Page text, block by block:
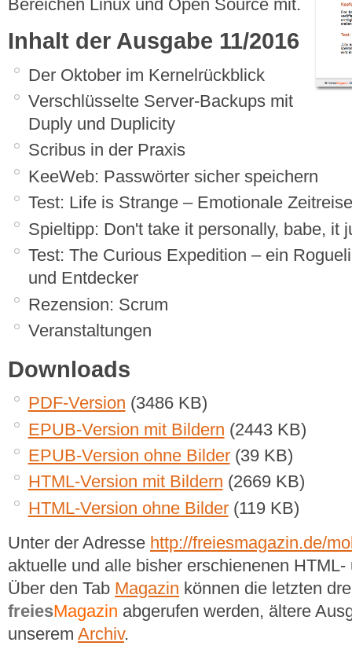
Bereichen Linux und Open Source mit.
Inhalt der Ausgabe 11/2016
Der Oktober im Kernelrückblick
Verschlüsselte Server-Backups mit
Duply und Duplicity
Scribus in der Praxis
KeeWeb: Passwörter sicher speichern
Test: Life is Strange – Emotionale Zeitreise
Spieltipp: Don't take it personally, babe, it
Test: The Curious Expedition – ein
und Entdecker
Rezension: Scrum
Veranstaltungen
Downloads
PDF-Version (3486 KB)
EPUB-Version mit Bildern (2443 KB)
EPUB-Version ohne Bilder(39 KB)
HTML-Version mit Bildern (2669 KB)
HTML-Version ohne Bilder(119 KB)
Unter der Adresse http://freiesmagazin.de/
aktuelle und alle bisher erschienenen
Über den Tab Magazin können die letzten
freiesMagazin abgerufen werden, ältere
unserem Archiv.